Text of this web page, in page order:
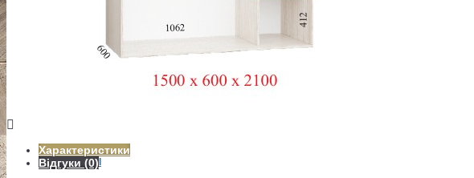
ВІТАЛЬНІ
Характеристики
Відгуки (0)